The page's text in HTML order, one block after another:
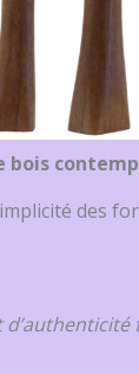
bois
des